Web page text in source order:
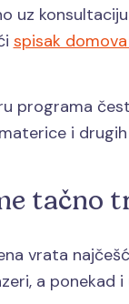
uz
spisak
programa
i
tačno
vrata
a ponekad